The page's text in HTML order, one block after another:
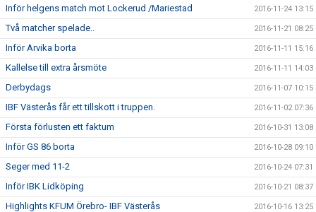
Inför helgens match mot Lockerud /Mariestad 2016-11-24 13:15
Två matcher spelade.. 2016-11-21 08:25
Inför Arvika borta 2016-11-11 15:16
Kallelse till extra årsmöte 2016-11-11 14:03
Derbydags 2016-11-07 10:15
IBF Västerås får ett tillskott i truppen. 2016-11-02 07:36
Första förlusten ett faktum 2016-10-31 13:08
Inför GS 86 borta 2016-10-28 09:10
Seger med 11-2 2016-10-24 07:31
Inför IBK Lidköping 2016-10-21 08:37
Highlights KFUM Örebro- IBF Västerås 2016-10-16 13:25